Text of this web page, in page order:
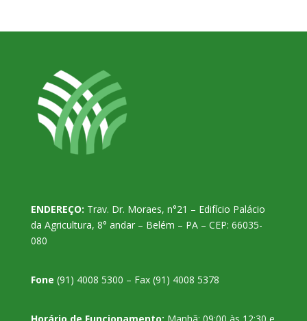
ENDEREÇO: Trav. Dr. Moraes, n°21 – Edifício Palácio
da Agricultura, 8° andar – Belém – PA – CEP: 66035-
080
Fone (91) 4008 5300 – Fax (91) 4008 5378